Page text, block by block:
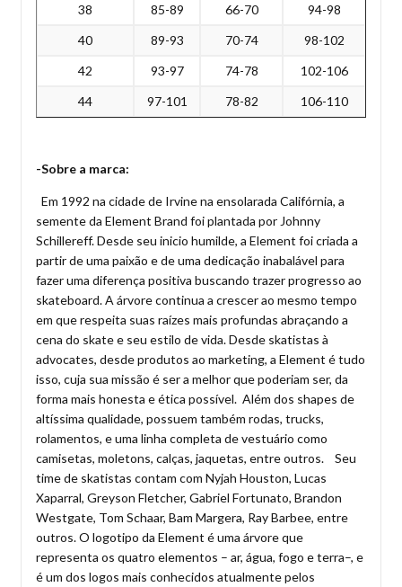
38
85-89 66-70
94-98
40
89-93 70-74
98-102
42
93-97 74-78
102-106
44
97-101 78-82 106-110
-Sobre a marca:
Em 1992 na cidade de Irvine na ensolarada Califórnia, a
semente da Element Brand foi plantada por Johnny
Schillereff. Desde seu inicio humilde, a Element foi criada a
partir de uma paixão e de uma dedicação inabalável para
fazer uma diferença positiva buscando trazer progresso ao
skateboard. A árvore continua a crescer ao mesmo tempo
em que respeita suas raízes mais profundas abraçando a
cena do skate e seu estilo de vida. Desde skatistas à
advocates, desde produtos ao marketing, a Element é tudo
isso, cuja sua missão é ser a melhor que poderiam ser, da
forma mais honesta e ética possível. Além dos shapes de
altíssima qualidade, possuem também rodas, trucks,
rolamentos, e uma linha completa de vestuário como
camisetas, moletons, calças, jaquetas, entre outros. Seu
time de skatistas contam com Nyjah Houston, Lucas
Xaparral, Greyson Fletcher, Gabriel Fortunato, Brandon
Westgate, Tom Schaar, Bam Margera, Ray Barbee, entre
outros. O logotipo da Element é uma árvore que
representa os quatro elementos – ar, água, fogo e terra–, e
é um dos logos mais conhecidos atualmente pelos